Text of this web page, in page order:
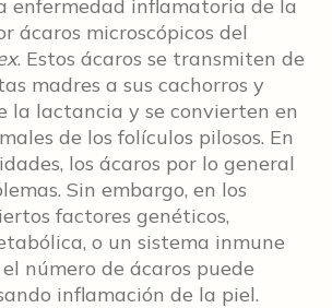
enfermedad inflamatoria de la
ácaros microscópicos del
. Estos ácaros se transmiten de
madres a sus cachorros y
la lactancia y se convierten en
de los folículos pilosos. En
los ácaros por lo general
Sin embargo, en los
factores genéticos,
o un sistema inmune
número de ácaros puede
inflamación de la piel.